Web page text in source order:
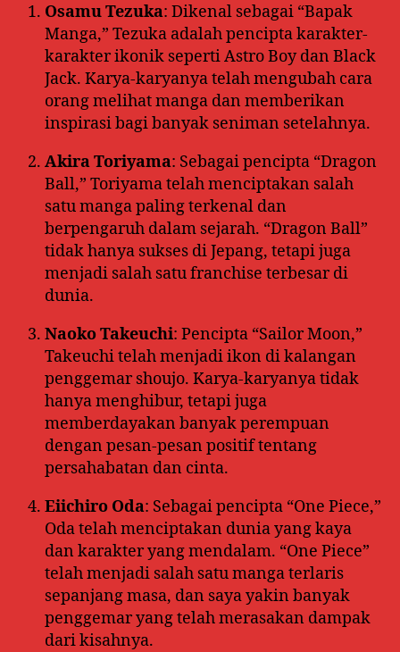
Osamu Tezuka: Dikenal sebagai “Bapak
Manga,” Tezuka adalah pencipta karakter-
karakter ikonik seperti Astro Boy dan Black
Jack. Karya-karyanya telah mengubah cara
orang melihat manga dan memberikan
inspirasi bagi banyak seniman setelahnya.
Akira Toriyama: Sebagai pencipta “Dragon
Ball,” Toriyama telah menciptakan salah
satu manga paling terkenal dan
berpengaruh dalam sejarah. “Dragon Ball”
tidak hanya sukses di Jepang, tetapi juga
menjadi salah satu franchise terbesar di
dunia.
Naoko Takeuchi: Pencipta “Sailor Moon,”
Takeuchi telah menjadi ikon di kalangan
penggemar shoujo. Karya-karyanya tidak
hanya menghibur, tetapi juga
memberdayakan banyak perempuan
dengan pesan-pesan positif tentang
persahabatan dan cinta.
Eiichiro Oda: Sebagai pencipta “One Piece,”
Oda telah menciptakan dunia yang kaya
dan karakter yang mendalam. “One Piece”
telah menjadi salah satu manga terlaris
sepanjang masa, dan saya yakin banyak
penggemar yang telah merasakan dampak
dari kisahnya.